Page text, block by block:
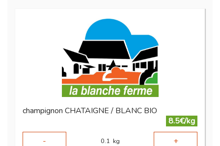
champignon CHATAIGNE / BLANC BIO
8.5€/kg
-
0.1 kg +